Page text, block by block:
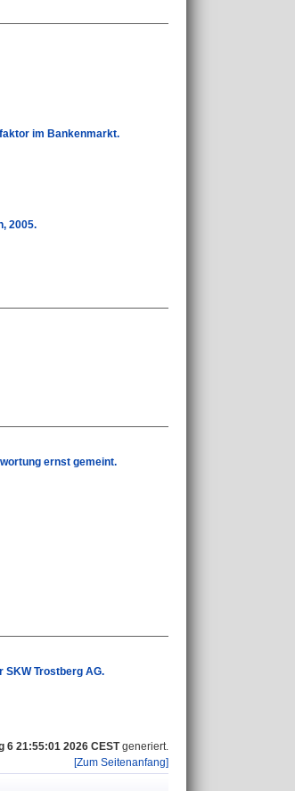
im Bankenmarkt.
2005.
ernst gemeint.
SKW Trostberg AG.
6 21:55:01 2026 CESTgeneriert.
[Zum Seitenanfang]